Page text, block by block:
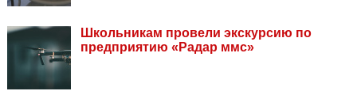
Школьникам провели экскурсию по
предприятию «Радар ммс»